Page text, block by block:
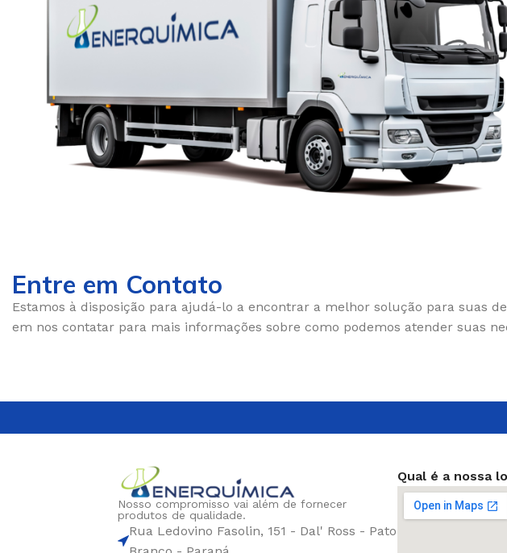
ANTIESPUMANTE LIQUIDO PÓ
CONTROLE DE PH
Entre em Contato
Estamos à disposição para ajudá-lo a encontrar a melhor solução para suas
em nos contatar para mais informações sobre como podemos atender suas
Nosso compromisso vai além de fornecer
produtos de qualidade.
Rua Ledovino Fasolin, 151 - Dal' Ross - Pato
Qual é a nossa